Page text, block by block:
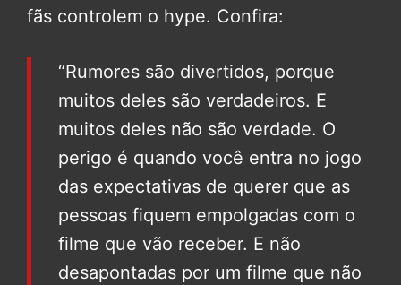
fãs controlem o hype. Confira:
“Rumores são divertidos, porque
muitos deles são verdadeiros. E
muitos deles não são verdade. O
perigo é quando você entra no jogo
das expectativas de querer que as
pessoas fiquem empolgadas com o
filme que vão receber. E não
desapontadas por um filme que não